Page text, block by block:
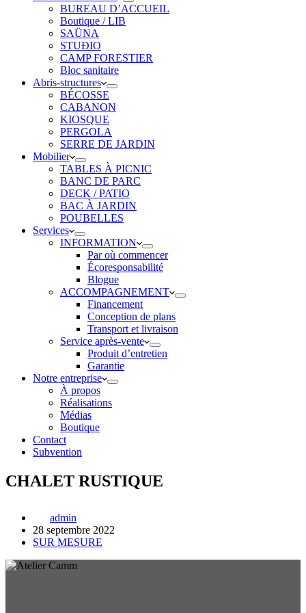
BUREAU D’ACCUEIL
Boutique / LIB
SAÜNA
STUÐIO
CAMP FORESTIER
Bloc sanitaire
Abris-structures
BÉCOSSE
CABANON
KIOSQUE
PERGOLA
SERRE DE JARDIN
Mobilier
TABLES À PICNIC
BANC DE PARC
DECK / PATIO
BAC À JARDIN
POUBELLES
Services
INFORMATION
Par où commencer
Écoresponsabilité
Blogue
ACCOMPAGNEMENT
Financement
Conception de plans
Transport et livraison
Service après-vente
Produit d’entretien
Garantie
Notre entreprise
À propos
Réalisations
Médias
Boutique
Contact
Subvention
CHALET RUSTIQUE
admin
28 septembre 2022
SUR MESURE